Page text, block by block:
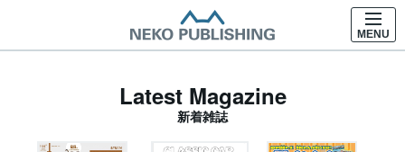
MENU
Latest Magazine
新着雑誌